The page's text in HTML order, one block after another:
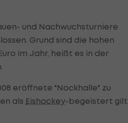
und Nachwuchsturniere
Grund sind die hohen
im Jahr, heißt es in der
eröffnete "Nockhalle" zu
als Eishockey-begeistert